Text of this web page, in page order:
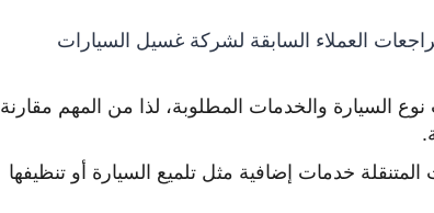
العملاء السابقة لشركة غسيل السيارات
السيارة والخدمات المطلوبة، لذا من المهم مقارنة
خدمات إضافية مثل تلميع السيارة أو تنظيفها